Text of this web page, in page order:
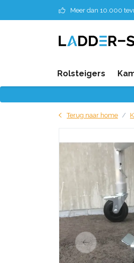
Meer dan 10.000
Rolsteigers
Terug naar home